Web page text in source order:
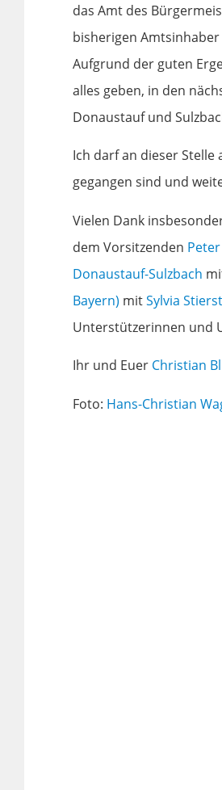
das Amt des
bisherigen
Aufgrund der guten
alles geben, in den
Donaustauf und
Ich darf an dieser Stelle
gegangen sind und
Vielen Dank
dem Vorsitzenden
Donaustauf-Sulzbach
Bayern) mitSylvia
Unterstützerinnen und
Ihr und Euer Christian
Foto: Hans-Christian